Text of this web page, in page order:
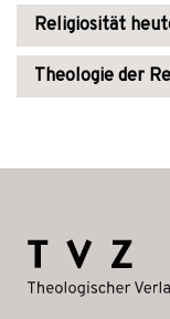
Religiosität
Theologie der